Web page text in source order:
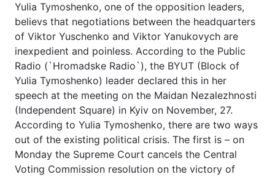
Головна Війна
Yulia Tymoshenko, one of the opposition leaders,
believs that negotiations between the headquarters
of Viktor Yuschenko and Viktor Yanukovych are
inexpedient and poinless. According to the Public
Radio (`Hromadske Radio`), the BYUT (Block of
Yulia Tymoshenko) leader declared this in her
speech at the meeting on the Maidan Nezalezhnosti
(Independent Square) in Kyiv on November, 27.
According to Yulia Tymoshenko, there are two ways
out of the existing political crisis. The first is – on
Monday the Supreme Court cancels the Central
Voting Commission resolution on the victory of